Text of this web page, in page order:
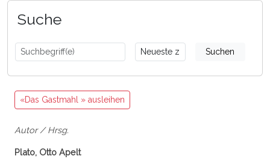
Suche
Suchen
«Das Gastmahl » ausleihen
Autor / Hrsg.
Plato, Otto Apelt